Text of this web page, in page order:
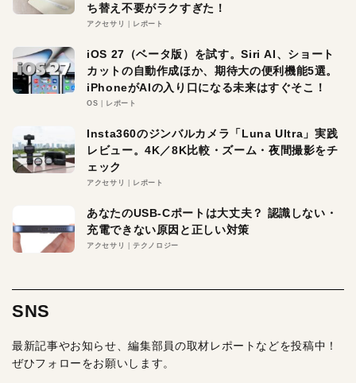
ち替え不要がラクすぎた！
アクセサリ レポート
iOS 27（ベータ版）を試す。Siri AI、ショート
カットの自動作成ほか、期待大の便利機能5選。
iPhoneがAIの入り口になる未来はすぐそこ！
OS レポート
Insta360のジンバルカメラ「Luna Ultra」実践
レビュー。4K／8K比較・ズーム・夜間撮影をチ
ェック
アクセサリ レポート
あなたのUSB-Cポートは大丈夫？ 認識しない・
充電できない原因と正しい対策
アクセサリ テクノロジー
SNS
最新記事やお知らせ、編集部員の取材レポートなどを投稿中！
ぜひフォローをお願いします。